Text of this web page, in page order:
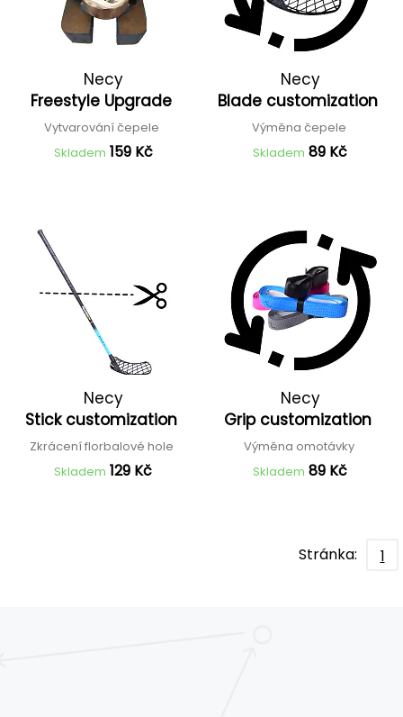
Necy
Freestyle Upgrade
Vytvarování čepele
Skladem 159 Kč
Necy
Blade customization
Výměna čepele
Skladem 89 Kč
Necy
Stick customization
Zkrácení florbalové hole
Skladem 129 Kč
Necy
Grip customization
Výměna omotávky
Skladem 89 Kč
Stránka: 1